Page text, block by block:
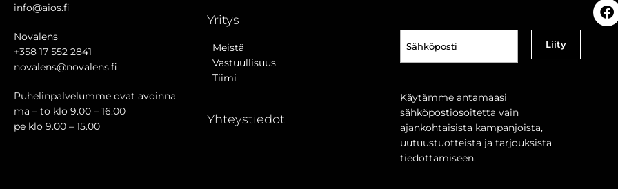
info@aios.fi
Novalens
+358 17 552 2841
novalens@novalens.fi
Puhelinpalvelumme ovat avoinna
ma – to klo 9.00 – 16.00
pe klo 9.00 – 15.00
Yritys
Meistä
Vastuullisuus
Tiimi
Yhteystiedot
(Pakollinen)
Käytämme antamaasi
sähköpostiosoitetta vain
ajankohtaisista kampanjoista,
uutuustuotteista ja tarjouksista
tiedottamiseen.